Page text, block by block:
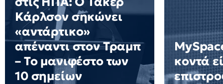
Κάρλσον σηκώνει
«αντάρτικο»
απέναντι στον Τραμπ
– Το μανιφέστο των
10 σημείων
κοντά